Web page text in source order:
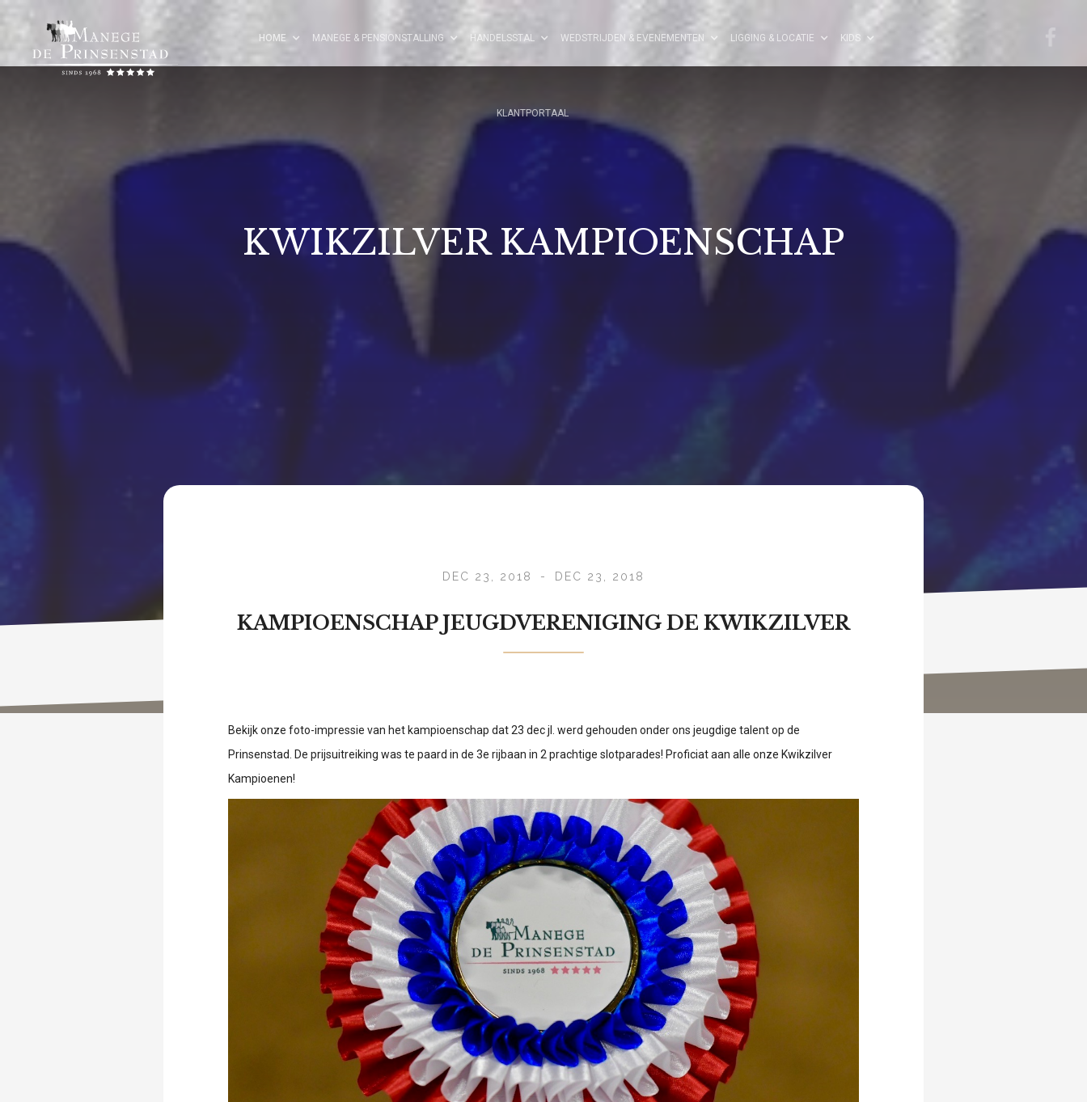
HOME MANEGE & PENSIONSTALLING HANDELSSTAL WEDSTRIJDEN & EVENEMENTEN LIGGING & LOCATIE KIDS
KLANTPORTAAL
KWIKZILVER KAMPIOENSCHAP
DEC 23, 2018 - DEC 23, 2018
KAMPIOENSCHAP JEUGDVERENIGING DE KWIKZILVER
Bekijk onze foto-impressie van het kampioenschap dat 23 dec jl. werd gehouden onder ons jeugdige talent op de
Prinsenstad. De prijsuitreiking was te paard in de 3e rijbaan in 2 prachtige slotparades! Proficiat aan alle onze Kwikzilver
Kampioenen!